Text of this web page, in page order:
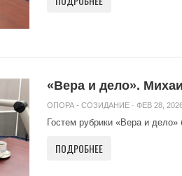
«Вера и дело».
ОПОРА - СОЗИДАНИЕ · ФЕВ 28,
Гостем рубрики «Вера и
ПОДРОБНЕЕ